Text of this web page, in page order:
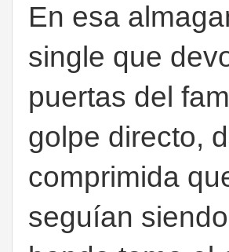
En esa
single que
puertas del
golpe directo,
comprimida
seguían